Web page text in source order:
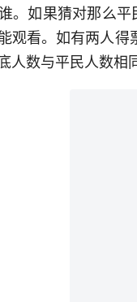
。如果猜对那么
观看。如有两人
人数与平民人数相